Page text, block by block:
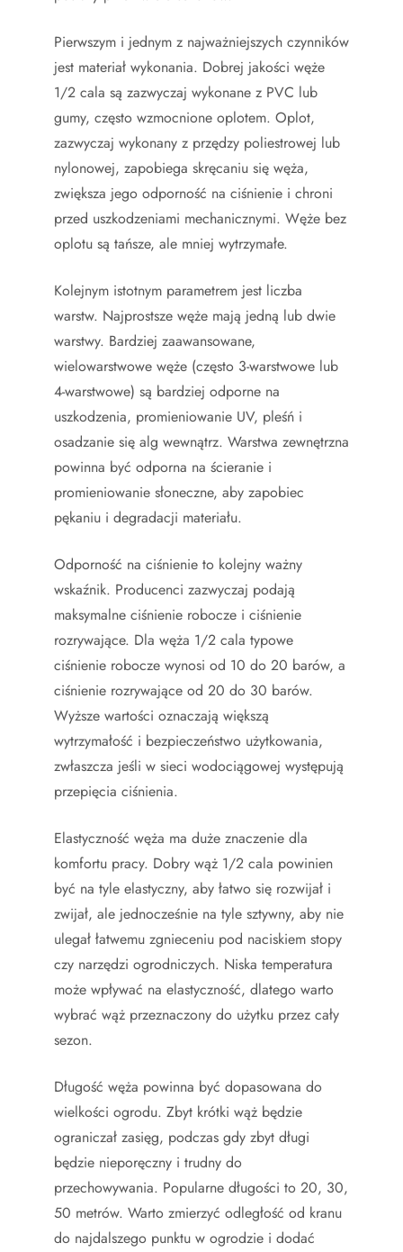
Pierwszym i jednym z najważniejszych czynników
jest materiał wykonania. Dobrej jakości węże
1/2 cala są zazwyczaj wykonane z PVC lub
gumy, często wzmocnione oplotem. Oplot,
zazwyczaj wykonany z przędzy poliestrowej lub
nylonowej, zapobiega skręcaniu się węża,
zwiększa jego odporność na ciśnienie i chroni
przed uszkodzeniami mechanicznymi. Węże bez
oplotu są tańsze, ale mniej wytrzymałe.
Kolejnym istotnym parametrem jest liczba
warstw. Najprostsze węże mają jedną lub dwie
warstwy. Bardziej zaawansowane,
wielowarstwowe węże (często 3-warstwowe lub
4-warstwowe) są bardziej odporne na
uszkodzenia, promieniowanie UV, pleśń i
osadzanie się alg wewnątrz. Warstwa zewnętrzna
powinna być odporna na ścieranie i
promieniowanie słoneczne, aby zapobiec
pękaniu i degradacji materiału.
Odporność na ciśnienie to kolejny ważny
wskaźnik. Producenci zazwyczaj podają
maksymalne ciśnienie robocze i ciśnienie
rozrywające. Dla węża 1/2 cala typowe
ciśnienie robocze wynosi od 10 do 20 barów, a
ciśnienie rozrywające od 20 do 30 barów.
Wyższe wartości oznaczają większą
wytrzymałość i bezpieczeństwo użytkowania,
zwłaszcza jeśli w sieci wodociągowej występują
przepięcia ciśnienia.
Elastyczność węża ma duże znaczenie dla
komfortu pracy. Dobry wąż 1/2 cala powinien
być na tyle elastyczny, aby łatwo się rozwijał i
zwijał, ale jednocześnie na tyle sztywny, aby nie
ulegał łatwemu zgnieceniu pod naciskiem stopy
czy narzędzi ogrodniczych. Niska temperatura
może wpływać na elastyczność, dlatego warto
wybrać wąż przeznaczony do użytku przez cały
sezon.
Długość węża powinna być dopasowana do
wielkości ogrodu. Zbyt krótki wąż będzie
ograniczał zasięg, podczas gdy zbyt długi
będzie nieporęczny i trudny do
przechowywania. Popularne długości to 20, 30,
50 metrów. Warto zmierzyć odległość od kranu
do najdalszego punktu w ogrodzie i dodać